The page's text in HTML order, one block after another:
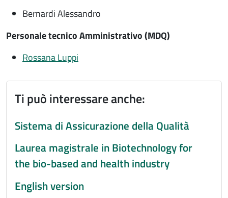
Bernardi Alessandro
Personale tecnico Amministrativo (MDQ)
Rossana Luppi
Ti può interessare anche:
Sistema di Assicurazione della Qualità
Laurea magistrale in Biotechnology for
the bio-based and health industry
English version